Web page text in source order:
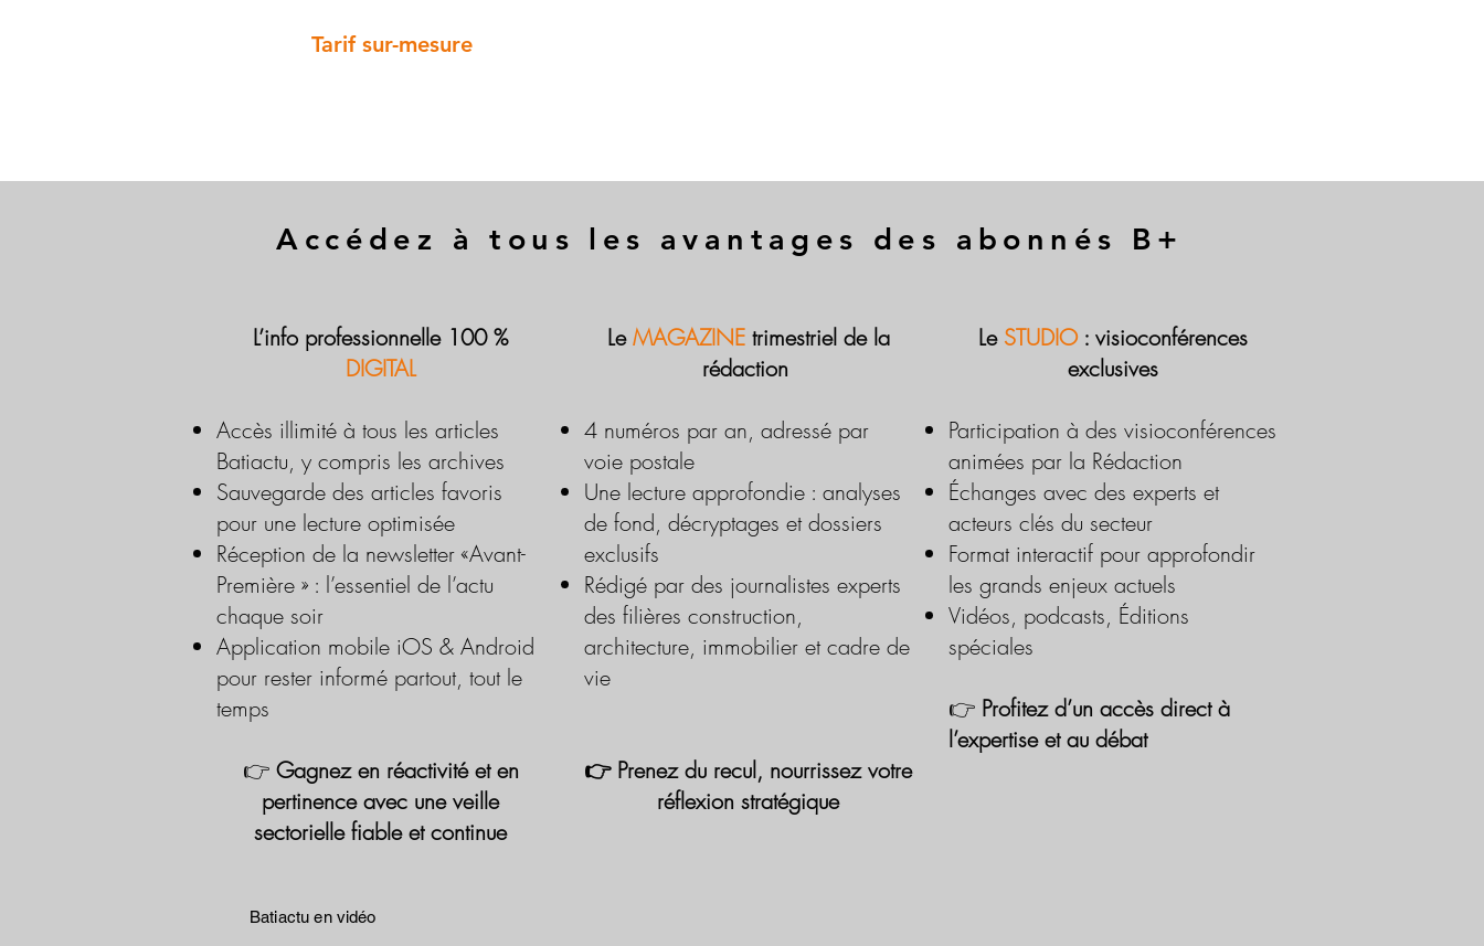
Tarif sur-mesure
Accédez à tous les avantages des abonnés B+
L’info professionnelle 100 %
DIGITAL
Accès illimité à tous les articles
Batiactu, y compris les archives
Sauvegarde des articles favoris
pour une lecture optimisée
Réception de la newsletter «Avant-
Première » : l’essentiel de l’actu
chaque soir
Application mobile iOS & Android
pour rester informé partout, tout le
temps
👉 Gagnez en réactivité et en
pertinence avec une veille
sectorielle fiable et continue
LeMAGAZINE trimestriel de la
rédaction
4 numéros par an, adressé par
voie postale
Une lecture approfondie : analyses
de fond, décryptages et dossiers
exclusifs
Rédigé par des journalistes experts
des filières construction,
architecture, immobilier et cadre de
vie
👉 Prenez du recul, nourrissez votre
réflexion stratégique
Le STUDIO : visioconférences
exclusives
Participation à des visioconférences
animées par la Rédaction
Échanges avec des experts et
acteurs clés du secteur
Format interactif pour approfondir
les grands enjeux actuels
Vidéos, podcasts, Éditions
spéciales
👉 Profitez d’un accès direct à
l’expertise et au débat
Batiactu en vidéo